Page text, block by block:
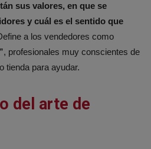
sus valores, en que se
y cuál es el sentido que
a los vendedores como
, profesionales muy conscientes de
tienda para ayudar.
del arte de